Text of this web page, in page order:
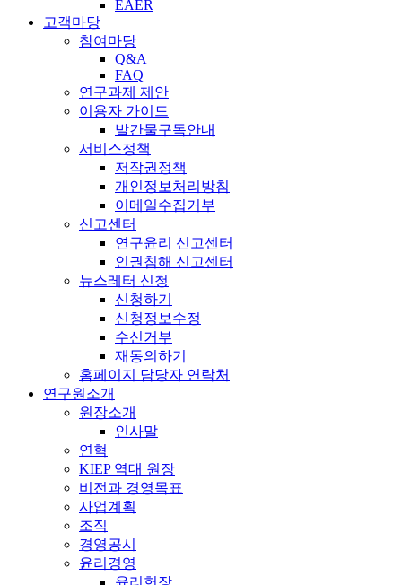
EAER
고객마당
참여마당
Q&A
FAQ
연구과제 제안
이용자 가이드
발간물구독안내
서비스정책
저작권정책
개인정보처리방침
이메일수집거부
신고센터
연구윤리 신고센터
인권침해 신고센터
뉴스레터 신청
신청하기
신청정보수정
수신거부
재동의하기
홈페이지 담당자 연락처
연구원소개
원장소개
인사말
연혁
KIEP 역대 원장
비전과 경영목표
사업계획
조직
경영공시
윤리경영
윤리헌장